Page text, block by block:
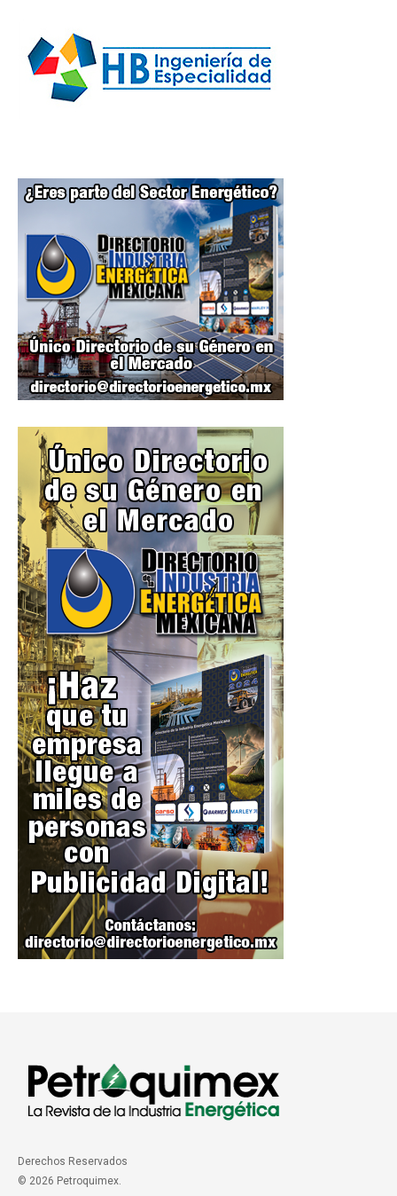
Derechos Reservados
© 2026 Petroquimex.